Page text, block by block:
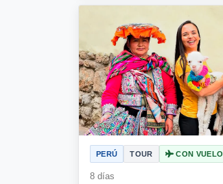
PERÚ TOUR CON VUELO
8 días